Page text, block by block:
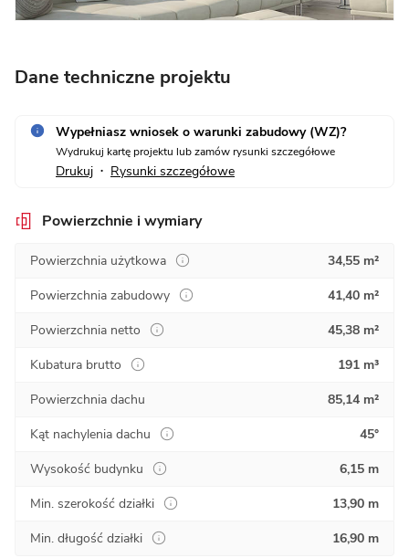
Dane techniczne projektu
Wypełniasz wniosek o warunki zabudowy (WZ)?
Wydrukuj kartę projektu lub zamów rysunki szczegółowe
Drukuj • Rysunki szczegółowe
Powierzchnie i wymiary
Powierzchnia użytkowa
34,55 m²
Powierzchnia zabudowy
41,40 m²
Powierzchnia netto
45,38 m²
Kubatura brutto
191 m³
Powierzchnia dachu
85,14 m²
Kąt nachylenia dachu
45°
Wysokość budynku
6,15 m
Min. szerokość działki
13,90 m
Min. długość działki
16,90 m